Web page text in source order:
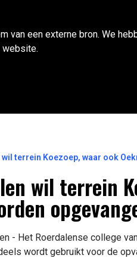
van een externe bron. We
website.
terrein Koezoep, waar ook
wil terrein
- Het Roerdalense college
wordt gebruikt voor de